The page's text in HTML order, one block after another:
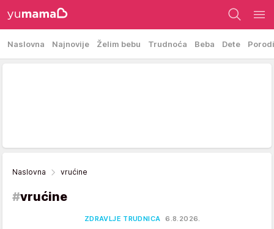
Naslovna Najnovije Želim bebu Trudnoća Beba Dete
Naslovna vrućine
#vrućine
ZDRAVLJE TRUDNICA 6.8.2026.